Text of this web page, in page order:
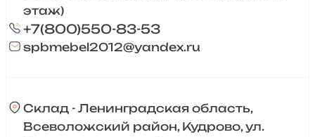
этаж)
+7(800)550-83-53
spbmebel2012@yandex.ru
Склад - Ленинградская область,
Всеволожский район, Кудрово, ул.